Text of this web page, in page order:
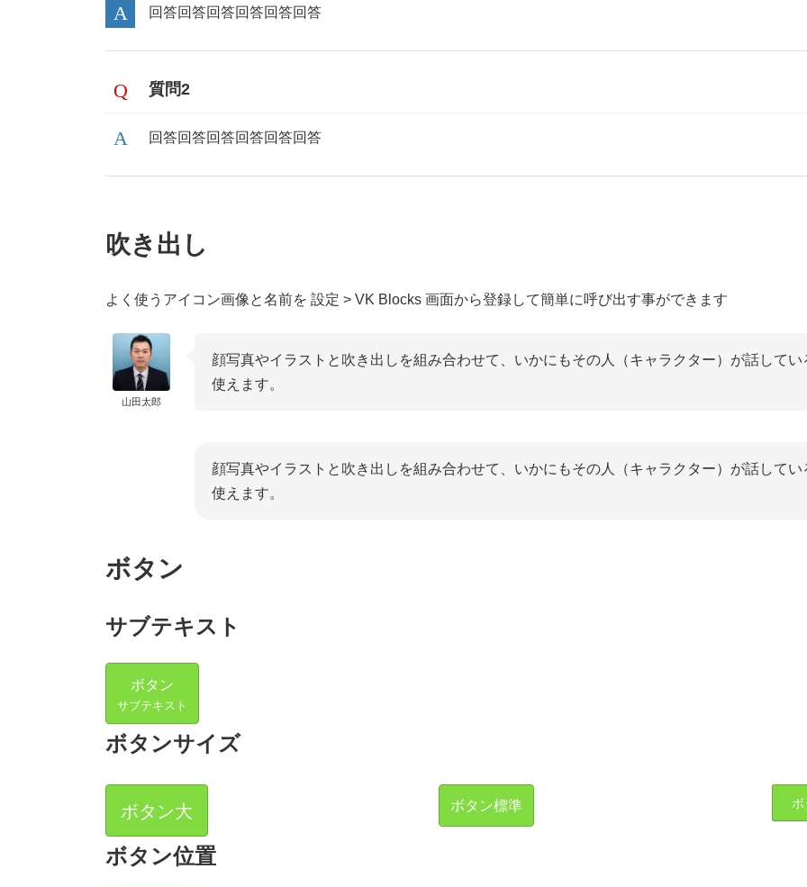
回答回答回答回答回答回答
質問2
回答回答回答回答回答回答
吹き出し
よく使うアイコン画像と名前を 設定 > VK Blocks 画面から登録して簡単に呼び出す事ができます
山田太郎
顔写真やイラストと吹き出しを組み合わせて、いかにもその人（キャラクター）が話して
使えます。
顔写真やイラストと吹き出しを組み合わせて、いかにもその人（キャラクター）が話して
使えます。
ボタン
サブテキスト
ボタン
サブテキスト
ボタンサイズ
ボタン大 ボタン標準
ボタン位置